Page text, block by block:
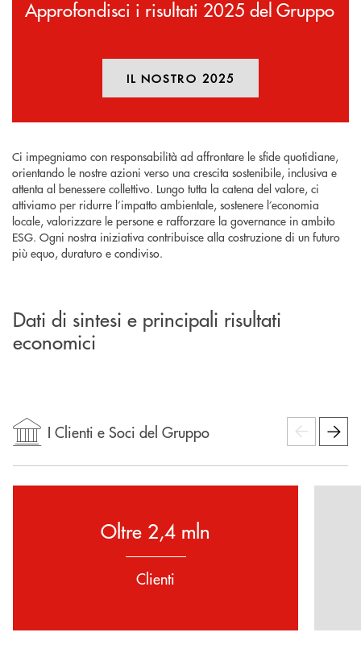
Approfondisci i risultati 2025 del Gruppo
IL NOSTRO 2025
Ci impegniamo con responsabilità ad affrontare le sfide quotidiane,
orientando le nostre azioni verso una crescita sostenibile, inclusiva e
attenta al benessere collettivo. Lungo tutta la catena del valore, ci
attiviamo per ridurre l’impatto ambientale, sostenere l’economia
locale, valorizzare le persone e rafforzare la governance in ambito
ESG. Ogni nostra iniziativa contribuisce alla costruzione di un futuro
più equo, duraturo e condiviso.
Dati di sintesi e principali risultati
economici
I Clienti e Soci del Gruppo
Oltre 2,4 mln
Clienti